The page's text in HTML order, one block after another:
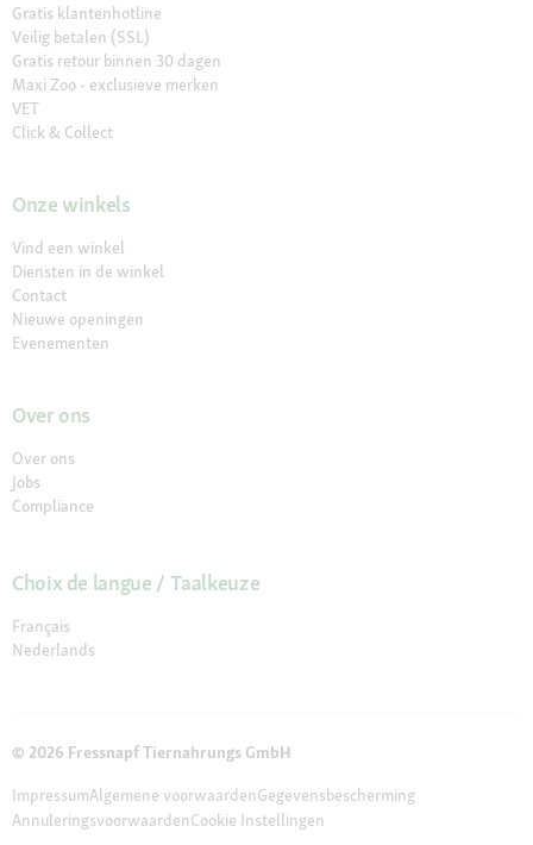
Gratis klantenhotline
Veilig betalen (SSL)
Gratis retour binnen 30 dagen
Maxi Zoo - exclusieve merken
VET
Click & Collect
Onze winkels
Vind een winkel
Diensten in de winkel
Contact
Nieuwe openingen
Evenementen
Over ons
Over ons
Jobs
Compliance
Choix de langue / Taalkeuze
Français
Nederlands
© 2026 Fressnapf Tiernahrungs GmbH
ImpressumAlgemene voorwaardenGegevensbescherming
AnnuleringsvoorwaardenCookie Instellingen